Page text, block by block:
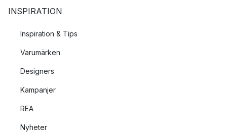
INSPIRATION
Inspiration & Tips
Varumärken
Designers
Kampanjer
REA
Nyheter